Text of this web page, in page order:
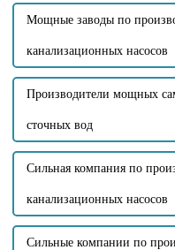
Мощные заводы по
канализационных насосов
Производители мощных
сточных вод
Сильная компания по
канализационных насосов
Сильные компании по